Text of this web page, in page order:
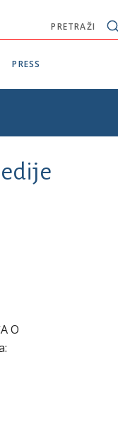
PRETRAŽI
PRESS
O